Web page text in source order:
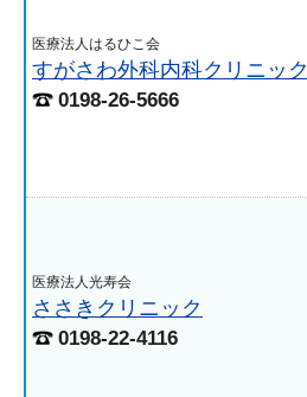
医療法人はるひこ会
すがさわ外科内科クリニック
0198-26-5666
医療法人光寿会
ささきクリニック
0198-22-4116